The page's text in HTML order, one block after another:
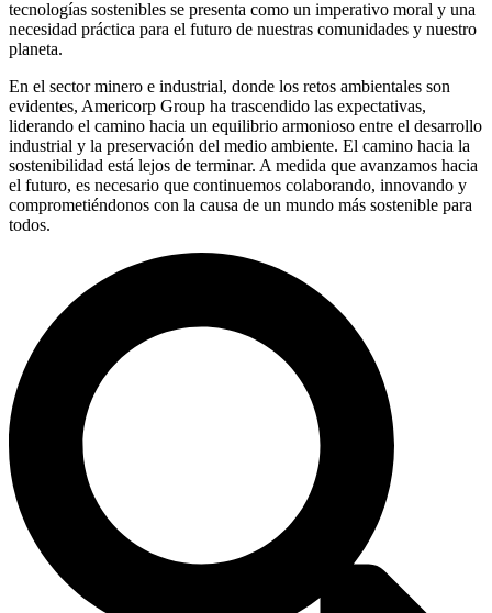
tecnologías sostenibles se presenta como un imperativo moral y una
necesidad práctica para el futuro de nuestras comunidades y nuestro
planeta.
En el sector minero e industrial, donde los retos ambientales son
evidentes, Americorp Group ha trascendido las expectativas,
liderando el camino hacia un equilibrio armonioso entre el desarrollo
industrial y la preservación del medio ambiente. El camino hacia la
sostenibilidad está lejos de terminar. A medida que avanzamos hacia
el futuro, es necesario que continuemos colaborando, innovando y
comprometiéndonos con la causa de un mundo más sostenible para
todos.